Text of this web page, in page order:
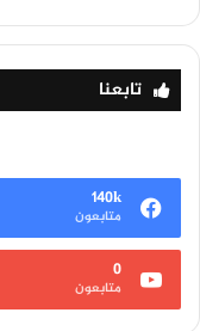
تابعنا
140k
متابعون
0
متابعون